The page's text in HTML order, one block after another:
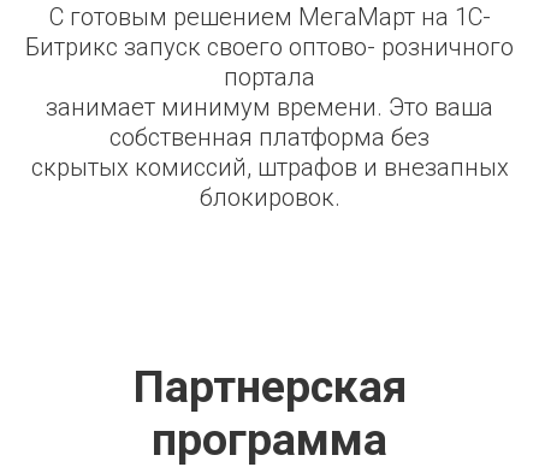
С готовым решением МегаМарт на 1С-
Битрикс запуск своего оптово- розничного
портала
занимает минимум времени. Это ваша
собственная платформа без
скрытых комиссий, штрафов и внезапных
блокировок.
Партнерская
программа